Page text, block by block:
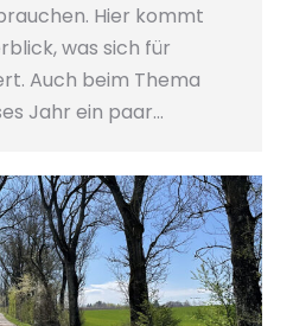
Hier kommt
was sich für
Auch beim Thema
Jahr ein paar…